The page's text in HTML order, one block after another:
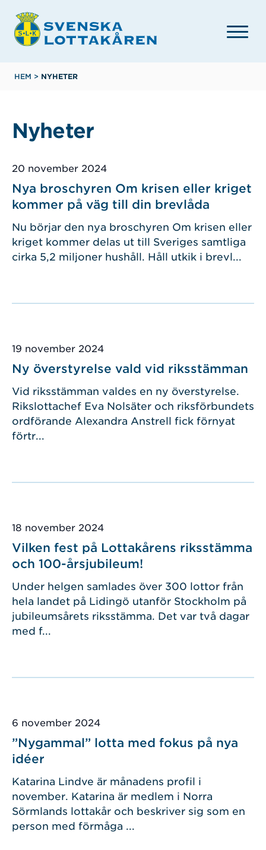
huvudinnehåll
Länkstig
HEM > NYHETER
Nyheter
Nya broschyren Om krisen eller kriget
kommer på väg till din brevlåda
Publicerad
20 november 2024
Nu börjar den nya broschyren Om krisen eller
kriget kommer delas ut till Sveriges samtliga
cirka 5,2 miljoner hushåll. Håll utkik i brevl...
Ny överstyrelse vald vid riksstämman
Publicerad
19 november 2024
Vid riksstämman valdes en ny överstyrelse.
Rikslottachef Eva Nolsäter och riksförbundets
ordförande Alexandra Anstrell fick förnyat
förtr...
Vilken fest på Lottakårens riksstämma
och 100-årsjubileum!
Publicerad
18 november 2024
Under helgen samlades över 300 lottor från
hela landet på Lidingö utanför Stockholm på
jubileumsårets riksstämma. Det var två dagar
med f...
”Nygammal” lotta med fokus på nya
idéer
Publicerad
6 november 2024
Katarina Lindve är månadens profil i
november. Katarina är medlem i Norra
Sörmlands lottakår och beskriver sig som en
person med förmåga ...